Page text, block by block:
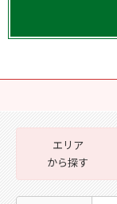
エリア
から探す